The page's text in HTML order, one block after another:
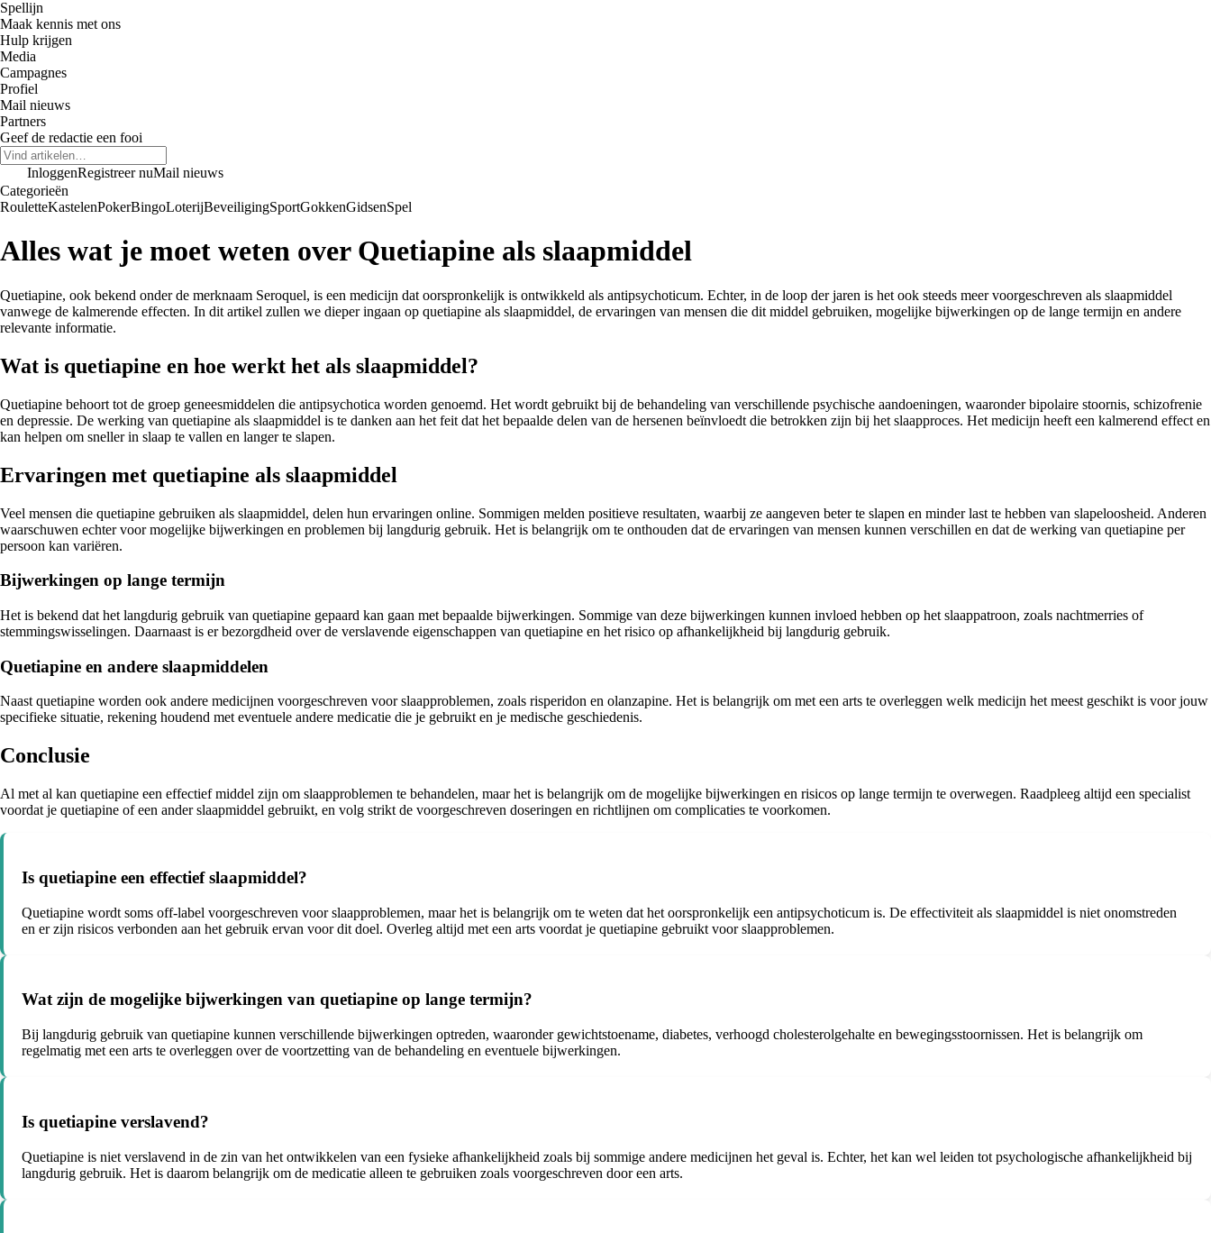
Spellijn
Maak kennis met ons
Hulp krijgen
Media
Campagnes
Profiel
Mail nieuws
Partners
Geef de redactie een fooi
InloggenRegistreer nuMail nieuws
Categorieën
RouletteKastelenPokerBingoLoterijBeveiligingSportGokkenGidsenSpel
Alles wat je moet weten over Quetiapine als slaapmiddel
Quetiapine, ook bekend onder de merknaam Seroquel, is een medicijn dat oorspronkelijk is ontwikkeld als antipsychoticum. Echter, in de loop der jaren is het ook steeds meer voorgeschreven als slaapmiddel
vanwege de kalmerende effecten. In dit artikel zullen we dieper ingaan op quetiapine als slaapmiddel, de ervaringen van mensen die dit middel gebruiken, mogelijke bijwerkingen op de lange termijn en andere
relevante informatie.
Wat is quetiapine en hoe werkt het als slaapmiddel?
Quetiapine behoort tot de groep geneesmiddelen die antipsychotica worden genoemd. Het wordt gebruikt bij de behandeling van verschillende psychische aandoeningen, waaronder bipolaire stoornis, schizofrenie
en depressie. De werking van quetiapine als slaapmiddel is te danken aan het feit dat het bepaalde delen van de hersenen beïnvloedt die betrokken zijn bij het slaapproces. Het medicijn heeft een kalmerend effect en
kan helpen om sneller in slaap te vallen en langer te slapen.
Ervaringen met quetiapine als slaapmiddel
Veel mensen die quetiapine gebruiken als slaapmiddel, delen hun ervaringen online. Sommigen melden positieve resultaten, waarbij ze aangeven beter te slapen en minder last te hebben van slapeloosheid. Anderen
waarschuwen echter voor mogelijke bijwerkingen en problemen bij langdurig gebruik. Het is belangrijk om te onthouden dat de ervaringen van mensen kunnen verschillen en dat de werking van quetiapine per
persoon kan variëren.
Bijwerkingen op lange termijn
Het is bekend dat het langdurig gebruik van quetiapine gepaard kan gaan met bepaalde bijwerkingen. Sommige van deze bijwerkingen kunnen invloed hebben op het slaappatroon, zoals nachtmerries of
stemmingswisselingen. Daarnaast is er bezorgdheid over de verslavende eigenschappen van quetiapine en het risico op afhankelijkheid bij langdurig gebruik.
Quetiapine en andere slaapmiddelen
Naast quetiapine worden ook andere medicijnen voorgeschreven voor slaapproblemen, zoals risperidon en olanzapine. Het is belangrijk om met een arts te overleggen welk medicijn het meest geschikt is voor jouw
specifieke situatie, rekening houdend met eventuele andere medicatie die je gebruikt en je medische geschiedenis.
Conclusie
Al met al kan quetiapine een effectief middel zijn om slaapproblemen te behandelen, maar het is belangrijk om de mogelijke bijwerkingen en risicos op lange termijn te overwegen. Raadpleeg altijd een specialist
voordat je quetiapine of een ander slaapmiddel gebruikt, en volg strikt de voorgeschreven doseringen en richtlijnen om complicaties te voorkomen.
Is quetiapine een effectief slaapmiddel?
Quetiapine wordt soms off-label voorgeschreven voor slaapproblemen, maar het is belangrijk om te weten dat het oorspronkelijk een antipsychoticum is. De effectiviteit als slaapmiddel is niet onomstreden
en er zijn risicos verbonden aan het gebruik ervan voor dit doel. Overleg altijd met een arts voordat je quetiapine gebruikt voor slaapproblemen.
Wat zijn de mogelijke bijwerkingen van quetiapine op lange termijn?
Bij langdurig gebruik van quetiapine kunnen verschillende bijwerkingen optreden, waaronder gewichtstoename, diabetes, verhoogd cholesterolgehalte en bewegingsstoornissen. Het is belangrijk om
regelmatig met een arts te overleggen over de voortzetting van de behandeling en eventuele bijwerkingen.
Is quetiapine verslavend?
Quetiapine is niet verslavend in de zin van het ontwikkelen van een fysieke afhankelijkheid zoals bij sommige andere medicijnen het geval is. Echter, het kan wel leiden tot psychologische afhankelijkheid bij
langdurig gebruik. Het is daarom belangrijk om de medicatie alleen te gebruiken zoals voorgeschreven door een arts.